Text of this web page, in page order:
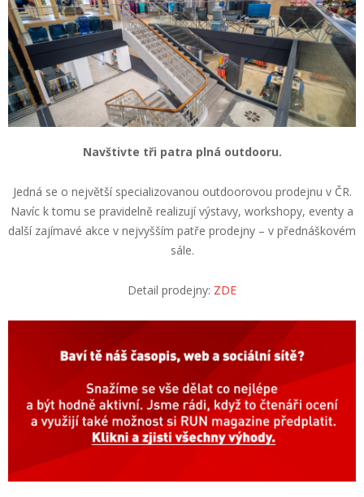
Navštivte tři patra plná outdooru.
Jedná se o největší specializovanou outdoorovou prodejnu v ČR.
Navíc k tomu se pravidelně realizují výstavy, workshopy, eventy a
další zajímavé akce v nejvyšším patře prodejny – v přednáškovém
sále.
Detail prodejny: ZDE